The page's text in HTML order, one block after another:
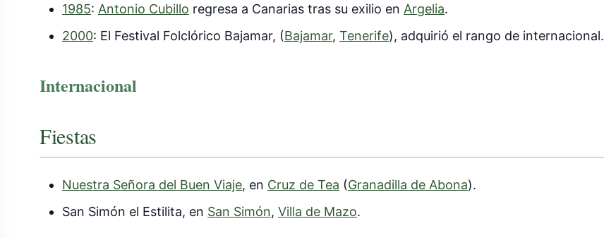
1985: Antonio Cubillo regresa a Canarias tras su exilio en Argelia.
2000: El Festival Folclórico Bajamar, (Bajamar, Tenerife), adquirió el rango de internacional.
Internacional
Fiestas
Nuestra Señora del Buen Viaje, en Cruz de Tea (Granadilla de Abona).
San Simón el Estilita, en San Simón, Villa de Mazo.